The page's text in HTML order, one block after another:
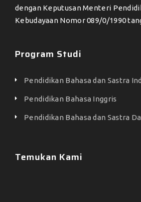
dengan Keputusan Menteri
Kebudayaan Nomor 089/0/1990
Program Studi
Pendidikan Bahasa dan Sastra
Pendidikan Bahasa Inggris
Pendidikan Bahasa dan Sastra
Temukan Kami